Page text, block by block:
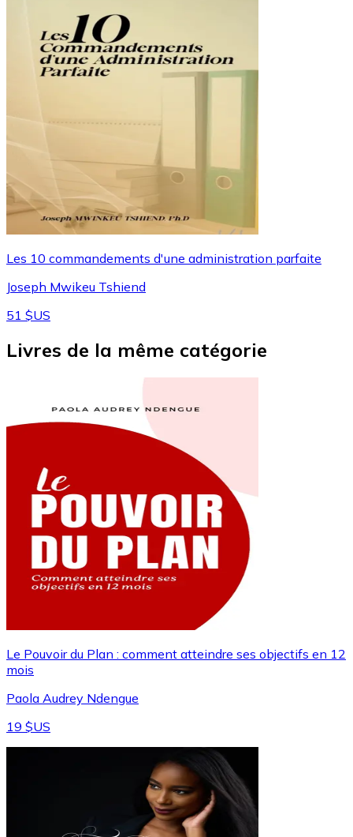
Les 10 commandements d'une administration parfaite
Joseph Mwikeu Tshiend
51 $US
Livres de la même catégorie
Le Pouvoir du Plan : comment atteindre ses objectifs en 12
mois
Paola Audrey Ndengue
19 $US